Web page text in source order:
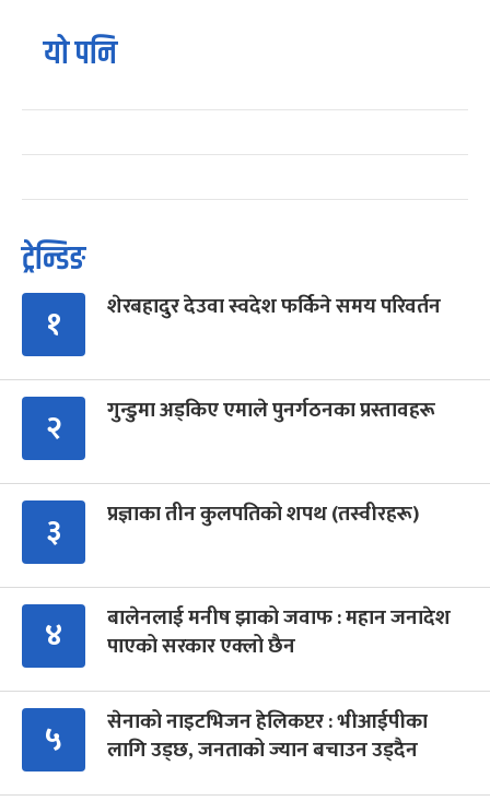
यो पनि
ट्रेन्डिङ
१ शेरबहादुर देउवा स्वदेश फर्किने समय परिवर्तन
२ गुन्डुमा अड्किए एमाले पुनर्गठनका प्रस्तावहरू
३ प्रज्ञाका तीन कुलपतिको शपथ (तस्वीरहरू)
४
बालेनलाई मनीष झाको जवाफ : महान जनादेश
पाएको सरकार एक्लो छैन
५
सेनाको नाइटभिजन हेलिकप्टर : भीआईपीका
लागि उड्छ, जनताको ज्यान बचाउन उड्दैन